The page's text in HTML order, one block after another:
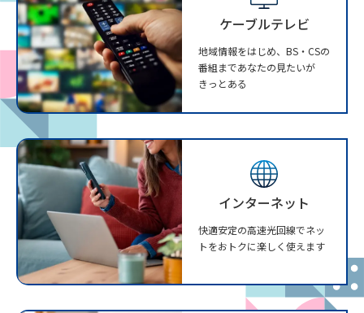
ケーブルテレビ
地域情報をはじめ、BS・CSの
番組まであなたの見たいが
きっとある
インターネット
快適安定の高速光回線でネッ
トをおトクに楽しく使えます